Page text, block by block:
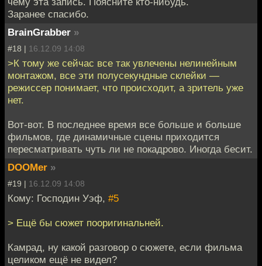
Заранее спасибо.
BrainGrabber »
#18 | 16.12.09 14:08
>К тому же сейчас все так увлечены нелинейным
монтажом, все эти полусекундные склейки —
режиссер понимает, что происходит, а зритель уже
нет.
Вот-вот. В последнее время все больше и больше
фильмов, где динамичные сцены приходится
пересматривать чуть ли не покадрово. Иногда бесит.
DOOMer »
#19 | 16.12.09 14:08
Кому: Господин Уэф, #5
> Ещё бы сюжет пооригинальней.
Камрад, ну какой разговор о сюжете, если фильма
целиком ещё не видел?